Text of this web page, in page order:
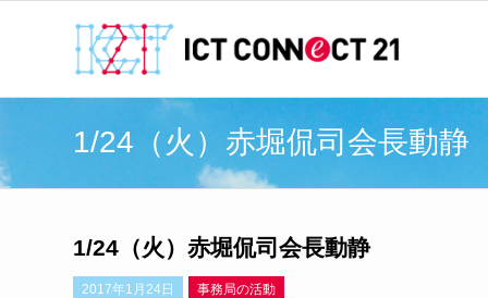
1/24（火）赤堀侃司会長動静
1/24（火）赤堀侃司会長動静
2017年1月24日 事務局の活動